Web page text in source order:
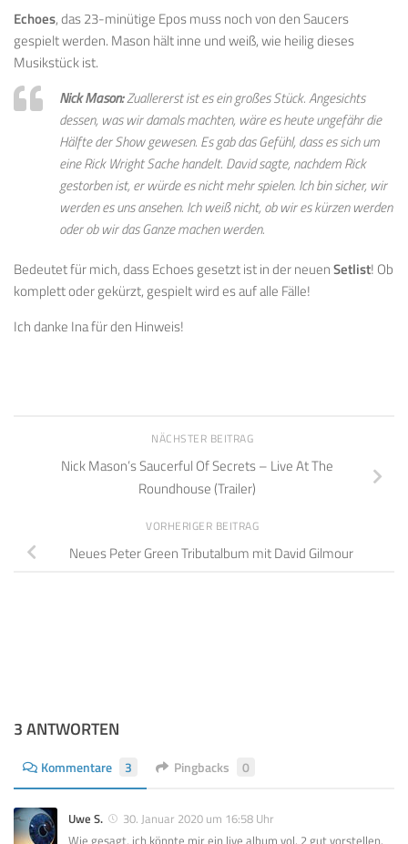
Echoes, das 23-minütige Epos muss noch von den Saucers
gespielt werden. Mason hält inne und weiß, wie heilig dieses
Musikstück ist.
Nick Mason:Zuallererst ist es ein großes Stück. Angesichts
dessen, was wir damals machten, wäre es heute ungefähr die
Hälfte der Show gewesen. Es gab das Gefühl, dass es sich um
eineRick WrightSache handelt. David sagte, nachdemRick
gestorben ist, er würde es nicht mehr spielen. Ich bin sicher, wir
werden es uns ansehen. Ich weiß nicht, ob wir es kürzen werden
oder ob wir das Ganze machen werden.
Bedeutet für mich, dass Echoes gesetzt ist in der neuenSetlist! Ob
komplett oder gekürzt, gespielt wird es auf alle Fälle!
Ich danke Ina für den Hinweis!
NÄCHSTER BEITRAG
Nick Mason’s Saucerful Of Secrets – Live At The
Roundhouse (Trailer)
VORHERIGER BEITRAG
Neues Peter Green Tributalbum mit David Gilmour
3 ANTWORTEN
Kommentare 3 Pingbacks 0
Uwe S.
30. Januar 2020 um 16:58 Uhr
Wie gesagt, ich könnte mir ein live album vol. 2 gut vorstellen.